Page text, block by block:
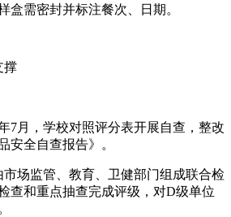
盒需密封并标注餐次、日期。
撑
7月，学校对照评分表开展自查，整改
安全自查报告》。
场监管、教育、卫健部门组成联合检
查和重点抽查完成评级，对D级单位